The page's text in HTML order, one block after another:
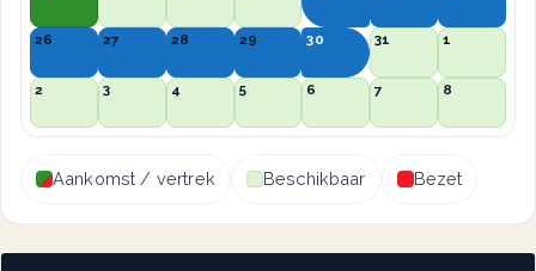
26 27 28 29 30 31 1
2 3 4 5 6 7 8
Aankomst / vertrek Beschikbaar Bezet